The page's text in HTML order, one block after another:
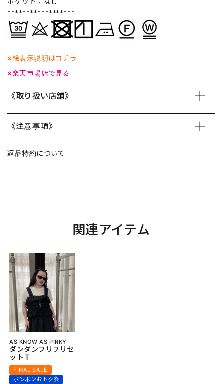
******************
※絵表示説明はコチラ
※楽天市場店で見る
《取り扱い店舗》
《注意事項》
返品特約について
関連アイテム
AS KNOW AS PINKY
ダンダンフリフリセ
ットＴ
FINAL SALE
ボンボンおトク祭